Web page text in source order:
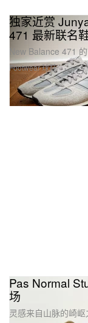
Footwear 球鞋
独家近赏
471 最新联名
New Balance 471
Jan
Pas Normal
场
灵感来自山脉的崎